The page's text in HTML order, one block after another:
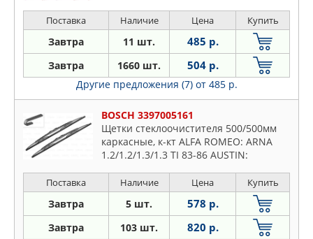
Поставка Наличие Цена Купить
Завтра 11 шт. 485 р.
Завтра 1660 шт. 504 р.
Другие предложения (7) от 485 р.
BOSCH 3397005161
Щетки стеклоочистителя 500/500мм
каркасные, к-кт ALFA ROMEO: ARNA
1.2/1.2/1.3/1.3 TI 83-86 AUSTIN:
Mayfair HLS/2.0 EFi 83-90, MONTEGO
Поставка Наличие Цена Купить
Завтра 5 шт. 578 р.
Завтра 103 шт. 820 р.